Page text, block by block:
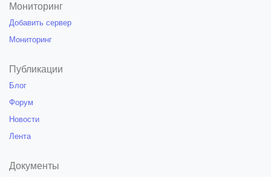
Мониторинг
Добавить сервер
Мониторинг
Публикации
Блог
Форум
Новости
Лента
Документы